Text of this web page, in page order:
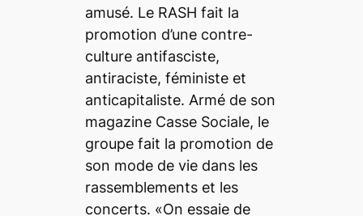
amusé. Le RASH fait la
promotion d’une contre-
culture antifasciste,
antiraciste, féministe et
anticapitaliste. Armé de son
magazine Casse Sociale, le
groupe fait la promotion de
son mode de vie dans les
rassemblements et les
concerts. «On essaie de